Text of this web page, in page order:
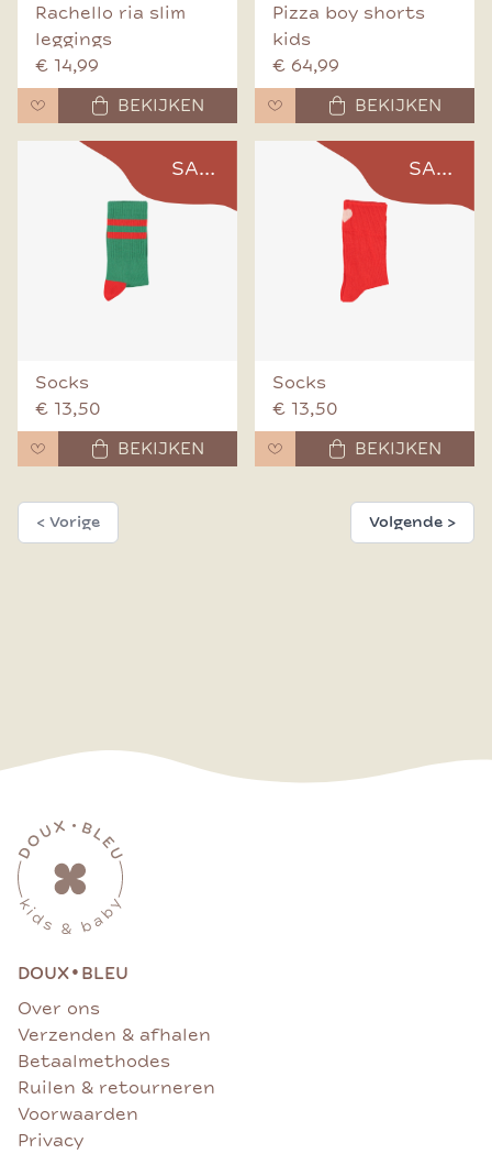
Rachello ria slim
leggings
€ 14,99
BEKIJKEN
Pizza boy shorts
kids
€ 64,99
BEKIJKEN
SALE
Socks
€ 13,50
BEKIJKEN
SALE
Socks
€ 13,50
BEKIJKEN
< Vorige Volgende >
DOUX• BLEU
Over ons
Verzenden & afhalen
Betaalmethodes
Ruilen & retourneren
Voorwaarden
Privacy